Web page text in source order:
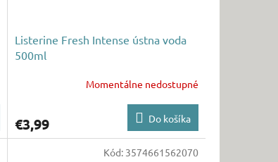
Listerine Fresh Intense ústna voda
500ml
Momentálne nedostupné
€3,99 Do košíka
Kód: 3574661562070